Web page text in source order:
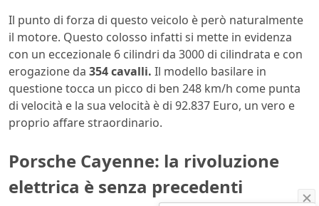
Il punto di forza di questo veicolo è però naturalmente
il motore. Questo colosso infatti si mette in evidenza
con un eccezionale 6 cilindri da 3000 di cilindrata e con
erogazione da 354 cavalli. Il modello basilare in
questione tocca un picco di ben 248 km/h come punta
di velocità e la sua velocità è di 92.837 Euro, un vero e
proprio affare straordinario.
Porsche Cayenne: la rivoluzione
elettrica è senza precedenti